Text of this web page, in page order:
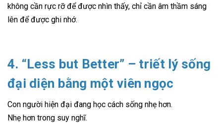
không cần rực rỡ để được nhìn thấy, chỉ cần âm thầm sáng
lên để được ghi nhớ.
4. “Less but Better” – triết lý sống
đại diện bằng một viên ngọc
Con người hiện đại đang học cách sống nhẹ hơn.
Nhẹ hơn trong suy nghĩ.